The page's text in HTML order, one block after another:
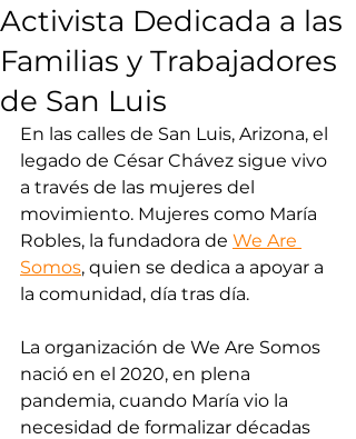
Activista Dedicada a las
Familias y Trabajadores
de San Luis
En las calles de San Luis, Arizona, el
legado de César Chávez sigue vivo
a través de las mujeres del
movimiento. Mujeres como María
Robles, la fundadora de We Are
Somos, quien se dedica a apoyar a
la comunidad, día tras día.
La organización de We Are Somos
nació en el 2020, en plena
pandemia, cuando María vio la
necesidad de formalizar décadas